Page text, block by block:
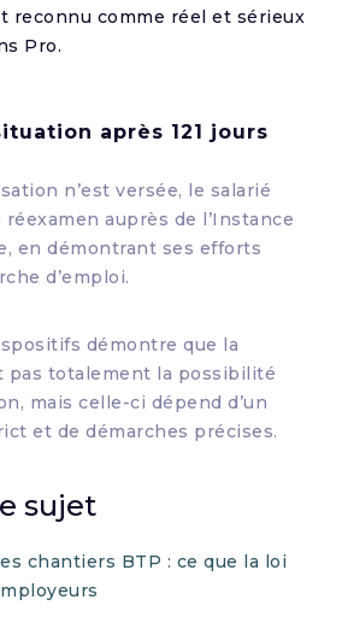
reconnu comme réel et sérieux
Pro.
après 121 jours
n’est versée, le salarié
auprès de l’Instance
en démontrant ses efforts
d’emploi.
démontre que la
pas totalement la possibilité
mais celle-ci dépend d’un
et de démarches précises.
sujet
chantiers BTP : ce que la loi